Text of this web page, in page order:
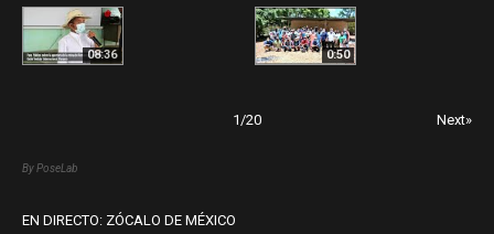
08:36 0:50
1 /20 Next»
By PoseLab
EN DIRECTO: ZÓCALO DE MÉXICO